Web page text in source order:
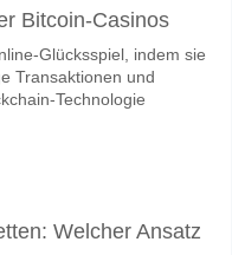
Genk v
Korrektes Ergebnis von
Bitcoin-Casinos
Glücksspiel, indem sie
Transaktionen und
Technologie
Welcher Ansatz